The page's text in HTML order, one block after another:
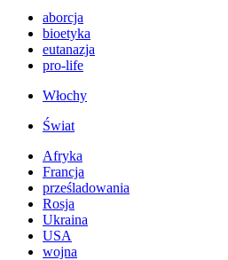
aborcja
bioetyka
eutanazja
pro-life
Włochy
Świat
Afryka
Francja
prześladowania
Rosja
Ukraina
USA
wojna